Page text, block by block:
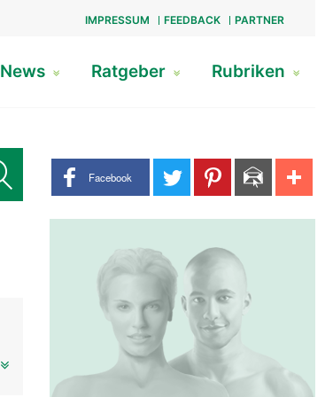
IMPRESSUM FEEDBACK PARTNER
News Ratgeber Rubriken
Share buttons
Facebook